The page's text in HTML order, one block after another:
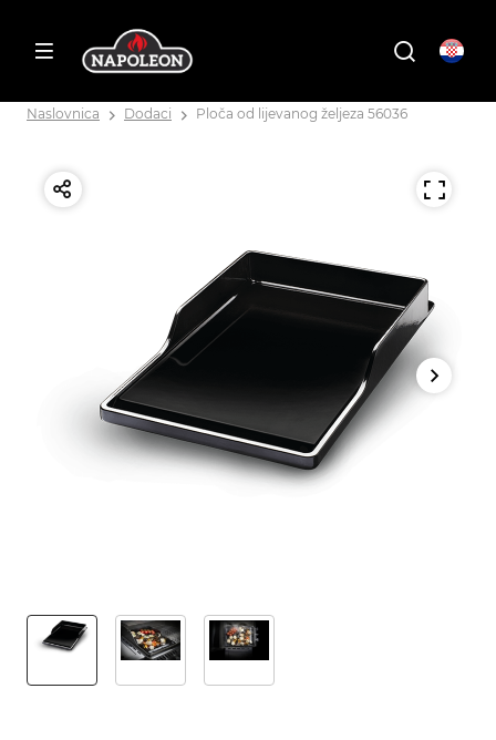
Naslovnica Dodaci Ploča od lijevanog željeza 56036